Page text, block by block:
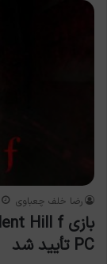
رضا خلف چعباوی
PC تأیید شد